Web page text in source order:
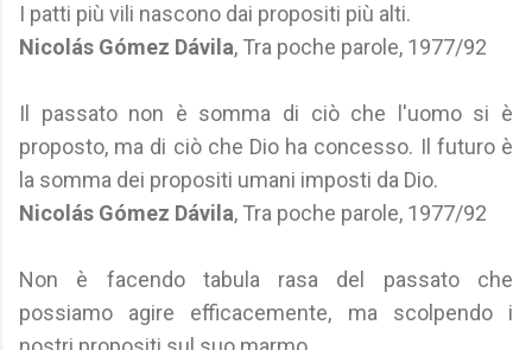
I patti più vili nascono dai propositi più alti.
Nicolás Gómez Dávila, Tra poche parole, 1977/92
Il passato non è somma di ciò che l'uomo si è
proposto, ma di ciò che Dio ha concesso. Il futuro è
la somma dei propositi umani imposti da Dio.
Nicolás Gómez Dávila, Tra poche parole, 1977/92
Non è facendo tabula rasa del passato che
possiamo agire efficacemente, ma scolpendo i